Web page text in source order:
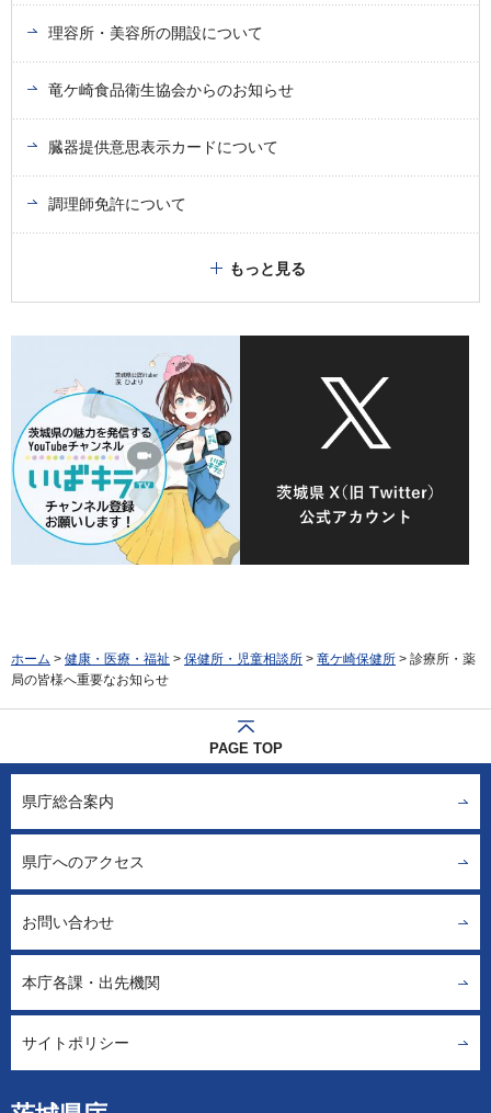
理容所・美容所の開設について
竜ケ崎食品衛生協会からのお知らせ
臓器提供意思表示カードについて
調理師免許について
もっと見る
ホーム > 健康・医療・福祉 > 保健所・児童相談所 > 竜ケ崎保健所 > 診療所・薬
局の皆様へ重要なお知らせ
PAGE TOP
県庁総合案内
県庁へのアクセス
お問い合わせ
本庁各課・出先機関
サイトポリシー